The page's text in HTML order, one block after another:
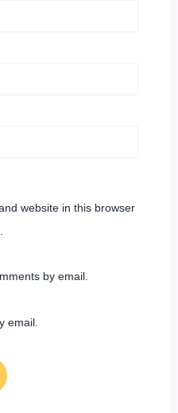
website in this browser
by email.
email.